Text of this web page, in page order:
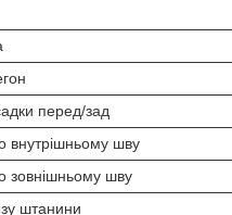
перед/зад
внутрішньому шву
зовнішньому шву
штанини